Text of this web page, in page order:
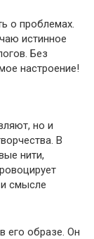
о проблемах.
истинное
Без
настроение!
но и
В
нити,
смысле
его образе. Он